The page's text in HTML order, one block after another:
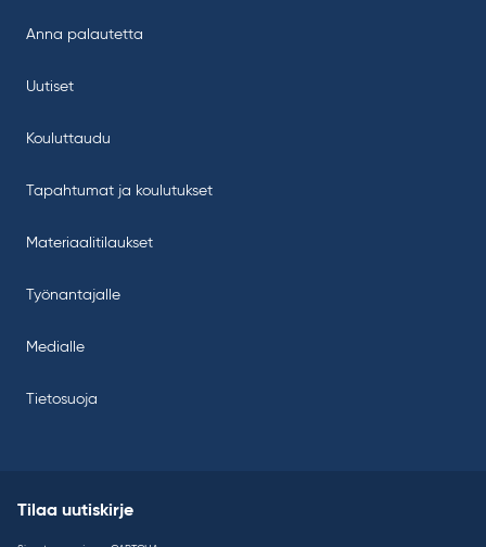
Anna palautetta
Uutiset
Kouluttaudu
Tapahtumat ja koulutukset
Materiaalitilaukset
Työnantajalle
Medialle
Tietosuoja
Tilaa uutiskirje